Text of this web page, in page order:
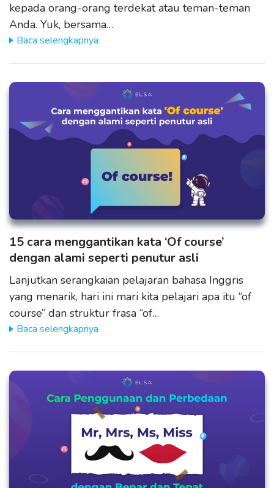
kepada orang-orang terdekat atau teman-teman
Anda. Yuk, bersama…
Baca selengkapnya
15 cara menggantikan kata ‘Of course’
dengan alami seperti penutur asli
Lanjutkan serangkaian pelajaran bahasa Inggris
yang menarik, hari ini mari kita pelajari apa itu “of
course” dan struktur frasa “of…
Baca selengkapnya